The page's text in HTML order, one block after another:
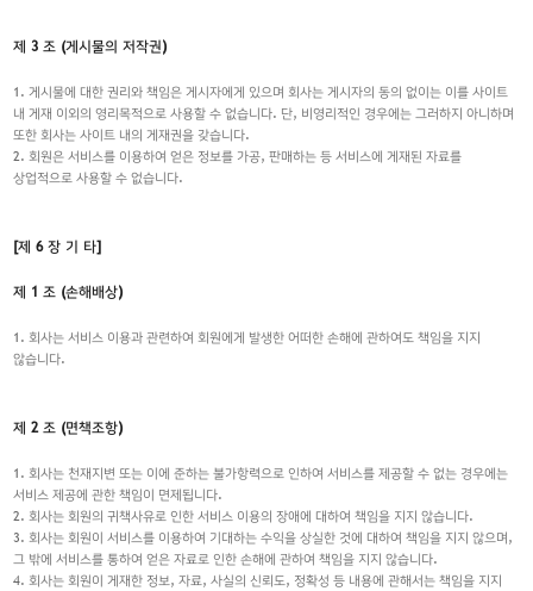
제 3 조 (게시물의 저작권)
1. 게시물에 대한 권리와 책임은 게시자에게 있으며 회사는 게시자의 동의 없이는 이를 사이트
내 게재 이외의 영리목적으로 사용할 수 없습니다. 단, 비영리적인 경우에는 그러하지 아니하며
또한 회사는 사이트 내의 게재권을 갖습니다.
2. 회원은 서비스를 이용하여 얻은 정보를 가공, 판매하는 등 서비스에 게재된 자료를
상업적으로 사용할 수 없습니다.
[제 6 장 기 타]
제 1 조 (손해배상)
1. 회사는 서비스 이용과 관련하여 회원에게 발생한 어떠한 손해에 관하여도 책임을 지지
않습니다.
제 2 조 (면책조항)
1. 회사는 천재지변 또는 이에 준하는 불가항력으로 인하여 서비스를 제공할 수 없는 경우에는
서비스 제공에 관한 책임이 면제됩니다.
2. 회사는 회원의 귀책사유로 인한 서비스 이용의 장애에 대하여 책임을 지지 않습니다.
3. 회사는 회원이 서비스를 이용하여 기대하는 수익을 상실한 것에 대하여 책임을 지지 않으며,
그 밖에 서비스를 통하여 얻은 자료로 인한 손해에 관하여 책임을 지지 않습니다.
4. 회사는 회원이 게재한 정보, 자료, 사실의 신뢰도, 정확성 등 내용에 관해서는 책임을 지지